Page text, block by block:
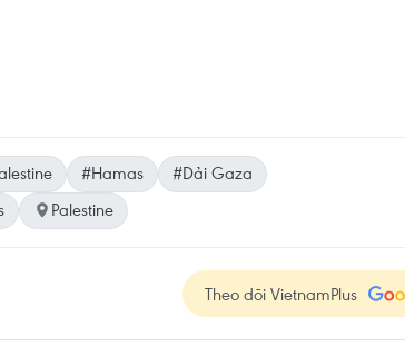
#Hamas
#Dải Gaza
Palestine
Theo dõi VietnamPlus